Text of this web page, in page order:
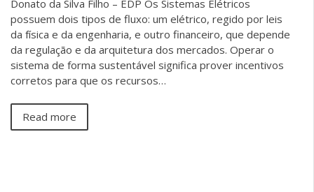
Donato da Silva Filho – EDP Os Sistemas Elétricos
possuem dois tipos de fluxo: um elétrico, regido por leis
da física e da engenharia, e outro financeiro, que depende
da regulação e da arquitetura dos mercados. Operar o
sistema de forma sustentável significa prover incentivos
corretos para que os recursos…
Read more